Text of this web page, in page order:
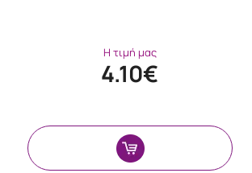
Η τιμή μας
4.10€